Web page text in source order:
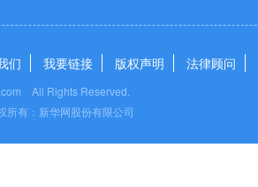
们 我要链接 版权声明 法律顾问
All Rights Reserved.
有：新华网股份有限公司